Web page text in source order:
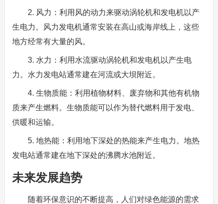
2. 风力：利用风的动力来驱动涡轮机和发电机以产
生电力。风力发电机通常安装在高山或海岸线上，这些
地方经常有大量的风。
3. 水力：利用水流驱动涡轮机和发电机以产生电
力。水力发电站通常建在河流或大坝附近。
4. 生物质能：利用植物材料、废弃物和其他有机物
质来产生燃料。生物质能可以作为替代燃料用于发电、
供暖和运输。
5. 地热能：利用地下深处的热能来产生电力。地热
发电站通常建在地下深处的沸腾水池附近。
未来发展趋势
随着环保意识的不断提高，人们对绿色能源的需求